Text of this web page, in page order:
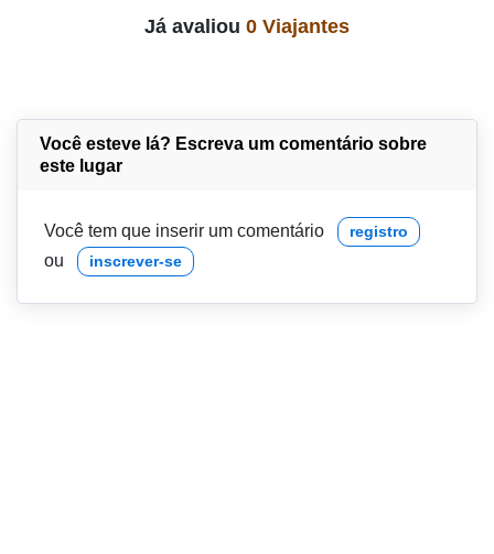
Já avaliou 0 Viajantes
Você esteve lá? Escreva um comentário sobre
este lugar
Você tem que inserir um comentário registro
ou inscrever-se